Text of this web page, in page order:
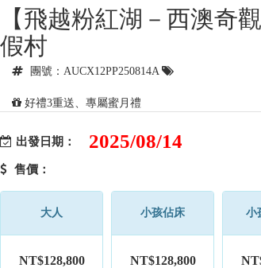
【飛越粉紅湖－西澳奇
假村
團號：AUCX12PP250814A
好禮3重送、專屬蜜月禮
出發日期： 2025/08/14
售價：
大人
NT$128,800
小孩佔床
NT$128,800
小